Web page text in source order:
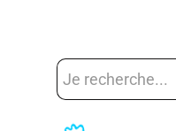
contenu